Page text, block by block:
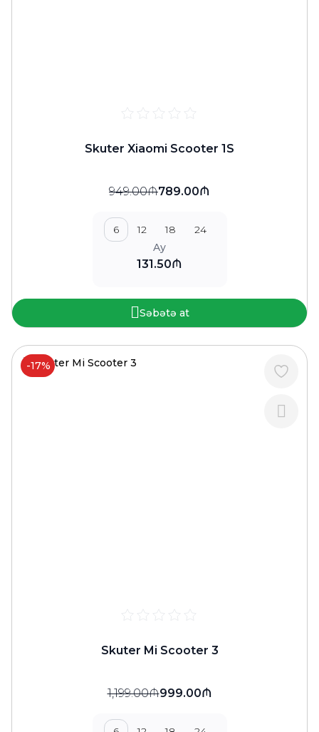
Skuter Xiaomi Scooter 1S
949.00₼789.00₼
6 12 18
24
Ay
131.50₼
Səbətə at
-17%
Skuter Mi Scooter 3
1,199.00₼999.00₼